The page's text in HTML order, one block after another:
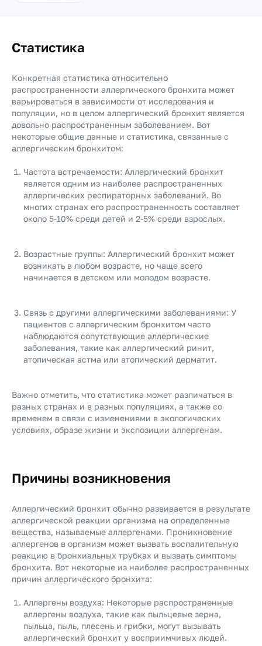
Статистика
Конкретная статистика относительно
распространенности аллергического бронхита может
варьироваться в зависимости от исследования и
популяции, но в целом аллергический бронхит является
довольно распространенным заболеванием. Вот
некоторые общие данные и статистика, связанные с
аллергическим бронхитом:
Частота встречаемости: Аллергический бронхит
является одним из наиболее распространенных
аллергических респираторных заболеваний. Во
многих странах его распространенность составляет
около 5-10% среди детей и 2-5% среди взрослых.
Возрастные группы: Аллергический бронхит может
возникать в любом возрасте, но чаще всего
начинается в детском или молодом возрасте.
Связь с другими аллергическими заболеваниями: У
пациентов с аллергическим бронхитом часто
наблюдаются сопутствующие аллергические
заболевания, такие как аллергический ринит,
атопическая астма или атопический дерматит.
Важно отметить, что статистика может различаться в
разных странах и в разных популяциях, а также со
временем в связи с изменениями в экологических
условиях, образе жизни и экспозиции аллергенам.
Причины возникновения
Аллергический бронхит обычно развивается в результате
аллергической реакции организма на определенные
вещества, называемые аллергенами. Проникновение
аллергенов в организм может вызвать воспалительную
реакцию в бронхиальных трубках и вызвать симптомы
бронхита. Вот некоторые из наиболее распространенных
причин аллергического бронхита:
Аллергены воздуха: Некоторые распространенные
аллергены воздуха, такие как пыльцевые зерна,
пыльца, пыль, плесень и грибки, могут вызывать
аллергический бронхит у восприимчивых людей.